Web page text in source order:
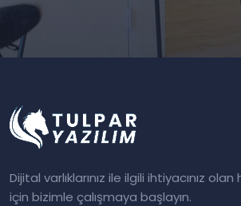
Dijital varlıklarınız ile ilgili ihtiyacınız
için bizimle çalışmaya başlayın.